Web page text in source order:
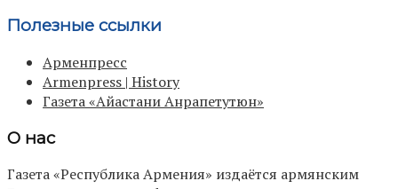
Полезные ссылки
Арменпресс
Armenpress | History
Газета «Айастани Анрапетутюн»
О нас
Газета «Республика Армения» издаётся армянским